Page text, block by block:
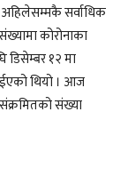
अहिलेसम्मकै सर्वाधिक
कोरोनाका
डिसेम्बर १२ मा
थियो । आज
संख्या